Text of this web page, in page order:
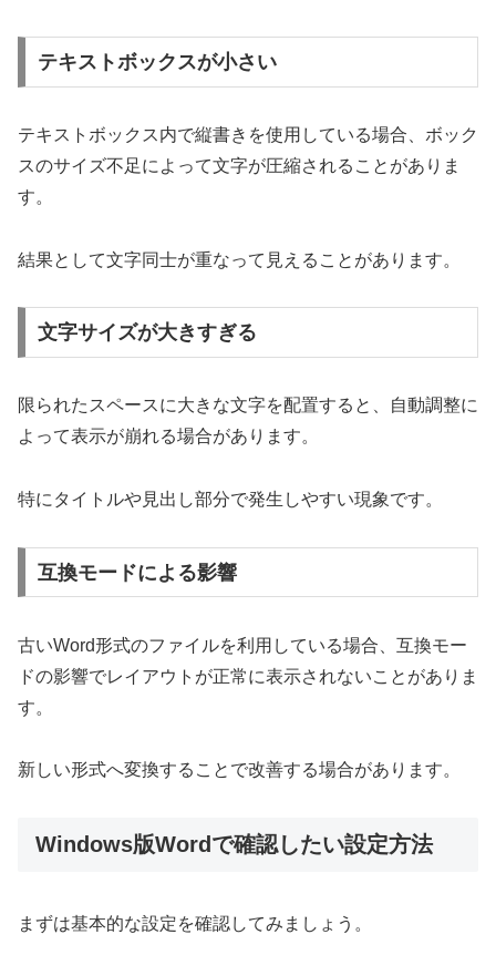
テキストボックスが小さい
テキストボックス内で縦書きを使用している場合、ボック
スのサイズ不足によって文字が圧縮されることがありま
す。
結果として文字同士が重なって見えることがあります。
文字サイズが大きすぎる
限られたスペースに大きな文字を配置すると、自動調整に
よって表示が崩れる場合があります。
特にタイトルや見出し部分で発生しやすい現象です。
互換モードによる影響
古いWord形式のファイルを利用している場合、互換モー
ドの影響でレイアウトが正常に表示されないことがありま
す。
新しい形式へ変換することで改善する場合があります。
Windows版Wordで確認したい設定方法
まずは基本的な設定を確認してみましょう。